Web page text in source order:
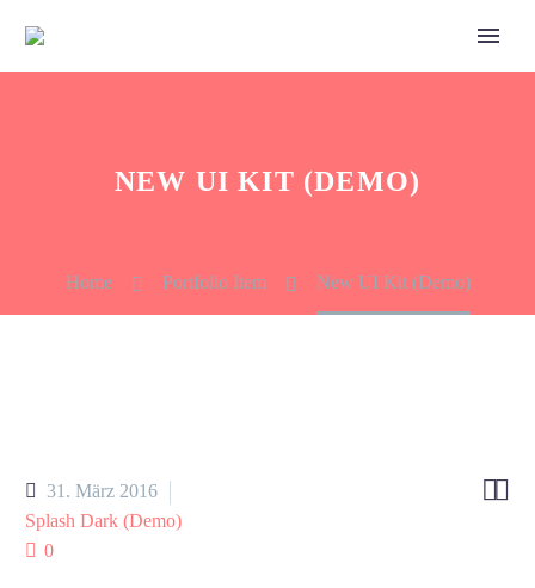
NEW UI KIT (DEMO)
Home Portfolio Item New UI Kit (Demo)

31. März 2016
Splash Dark (Demo)
0